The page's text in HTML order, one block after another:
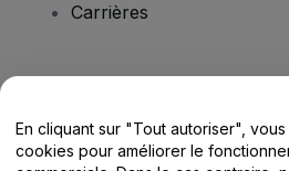
Carrières
Centre d'assistance /
En cliquant sur "Tout autoriser",
cookies pour améliorer le